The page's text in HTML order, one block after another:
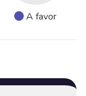
A favor